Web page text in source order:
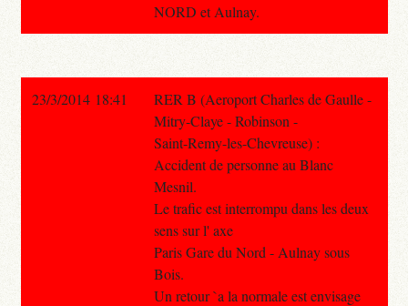
NORD et Aulnay.
23/3/2014 18:41
RER B (Aeroport Charles de Gaulle -
Mitry-Claye - Robinson -
Saint-Remy-les-Chevreuse) :
Accident de personne au Blanc
Mesnil.
Le trafic est interrompu dans les deux
sens sur l' axe
Paris Gare du Nord - Aulnay sous
Bois.
Un retour `a la normale est envisage